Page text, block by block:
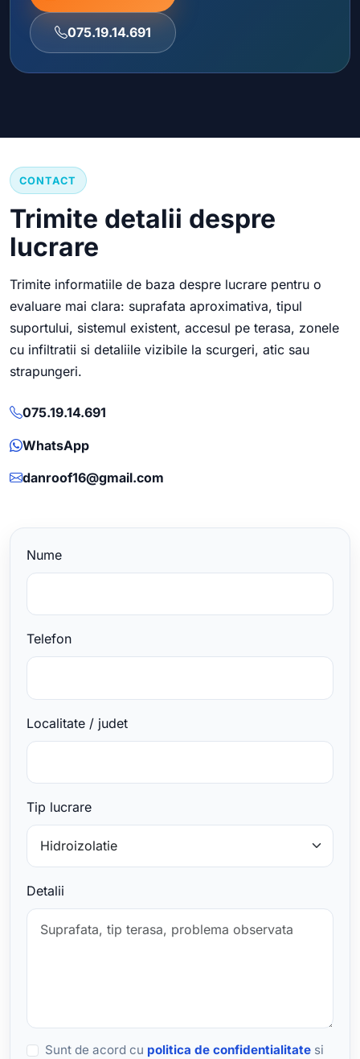
075.19.14.691
CONTACT
Trimite detalii despre
lucrare
Trimite informatiile de baza despre lucrare pentru o
evaluare mai clara: suprafata aproximativa, tipul
suportului, sistemul existent, accesul pe terasa, zonele
cu infiltratii si detaliile vizibile la scurgeri, atic sau
strapungeri.
075.19.14.691
WhatsApp
danroof16@gmail.com
Nume
Telefon
Localitate / judet
Tip lucrare
Detalii
Sunt de acord cu politica de confidentialitatesi